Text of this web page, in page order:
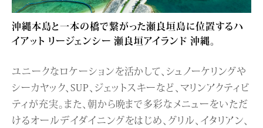
沖縄本島と一本の橋で繋がった瀬良垣島に位置するハ
イアット リージェンシー 瀬良垣アイランド 沖縄。
ユニークなロケーションを活かして、シュノーケリングや
シーカヤック、SUP、ジェットスキーなど、マリンアクティビ
ティが充実。また、朝から晩まで多彩なメニューをいただ
けるオールデイダイニングをはじめ、グリル、イタリアン、